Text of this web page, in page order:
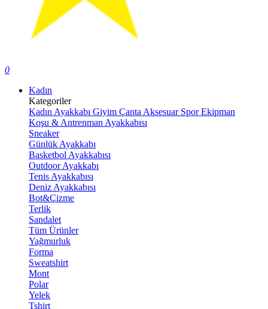
0
Kadın
Kategoriler
Kadın Ayakkabı Giyim Çanta Aksesuar Spor Ekipman
Koşu & Antrenman Ayakkabısı
Sneaker
Günlük Ayakkabı
Basketbol Ayakkabısı
Outdoor Ayakkabı
Tenis Ayakkabısı
Deniz Ayakkabısı
Bot&Çizme
Terlik
Sandalet
Tüm Ürünler
Yağmurluk
Forma
Sweatshirt
Mont
Polar
Yelek
Tshirt